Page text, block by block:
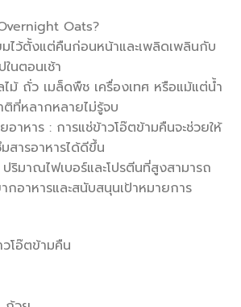
Oats?
มไว้ตั้งแต่คืนก่อนหน้าและเพลิดเพลินกับ
ในตอนเช้า
ม้ ถั่ว เมล็ดพืช เครื่องเทศ หรือแม้แต่น้ำ
ที่หลากหลายไม่รู้จบ
อาหาร : การแช่ข้าวโอ๊ตข้ามคืนจะช่วยให้
สารอาหารได้ดีขึ้น
ริมาณไฟเบอร์และโปรตีนที่สูงสามารถ
อาหารและสนับสนุนเป้าหมายการ
โอ๊ตข้ามคืน